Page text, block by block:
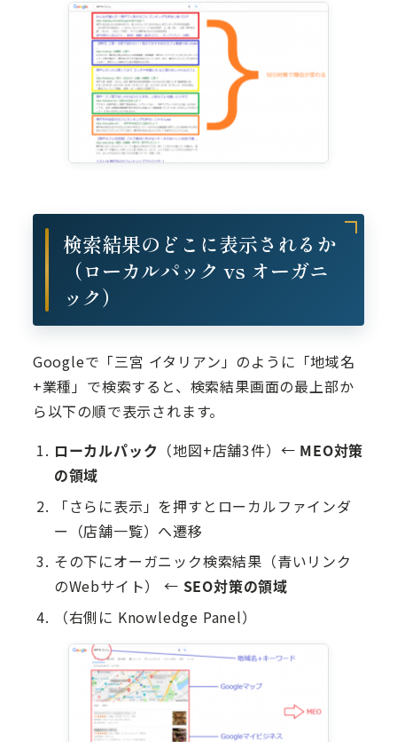
検索結果のどこに表示されるか
（ローカルパック vs オーガニ
ック）
Googleで「三宮 イタリアン」のように「地域名
+業種」で検索すると、検索結果画面の最上部か
ら以下の順で表示されます。
ローカルパック （地図+店舗3件）← MEO対策
の領域
「さらに表示」を押すとローカルファインダ
ー（店舗一覧）へ遷移
その下にオーガニック検索結果（青いリンク
のWebサイト） ← SEO対策の領域
（右側に Knowledge Panel）